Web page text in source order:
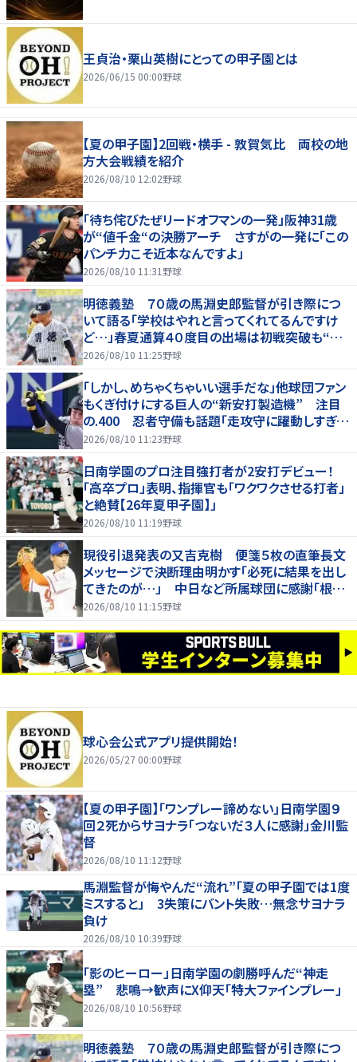
王貞治・栗山英樹にとっての甲子園とは
2026/06/15 00:00野球
【夏の甲子園】2回戦・横手 - 敦賀気比 両校の地
方大会戦績を紹介
2026/08/10 12:02野球
「待ち侘びたぜリードオフマンの一発」阪神31歳
が“値千金“の決勝アーチ さすがの一発に「この
パンチ力こそ近本なんですよ」
2026/08/10 11:31 野球
明徳義塾 ７０歳の馬淵史郎監督が引き際につ
いて語る「学校はやれと言ってくれてるんですけ
ど…」春夏通算４０度目の出場は初戦突破も“馬
淵節”炸裂
2026/08/10 11:25野球
「しかし、めちゃくちゃいい選手だな」他球団ファン
もくぎ付けにする巨人の“新安打製造機” 注目
の.400 忍者守備も話題「走攻守に躍動しすぎだ
ろ」
2026/08/10 11:23野球
日南学園のプロ注目強打者が2安打デビュー！
「高卒プロ」表明、指揮官も「ワクワクさせる打者」
と絶賛【26年夏甲子園】」
2026/08/10 11:19野球
現役引退発表の又吉克樹 便箋５枚の直筆長文
メッセージで決断理由明かす「必死に結果を出し
てきたのが…」 中日など所属球団に感謝「根気
強く指導してもらった」
2026/08/10 11:15野球
球心会公式アプリ提供開始！
2026/05/27 00:00野球
【夏の甲子園】「ワンプレー諦めない」日南学園９
回２死からサヨナラ「つないだ３人に感謝」金川監
督
2026/08/10 11:12野球
馬淵監督が悔やんだ“流れ”「夏の甲子園では1度
ミスすると」 3失策にバント失敗…無念サヨナラ
負け
2026/08/10 10:39野球
「影のヒーロー」日南学園の劇勝呼んだ“神走
塁” 悲鳴→歓声にX仰天「特大ファインプレー」
2026/08/10 10:56野球
明徳義塾 ７０歳の馬淵史郎監督が引き際につ